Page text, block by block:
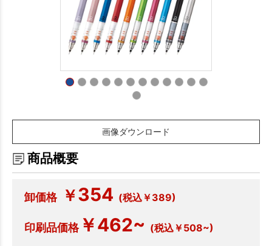
画像ダウンロード
商品概要
卸価格 ￥354 (税込￥389)
印刷品価格￥462~ (税込￥508~)